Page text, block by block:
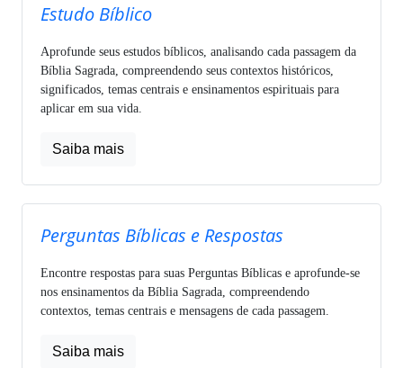
Estudo Bíblico
Aprofunde seus estudos bíblicos, analisando cada passagem da
Bíblia Sagrada, compreendendo seus contextos históricos,
significados, temas centrais e ensinamentos espirituais para
aplicar em sua vida.
Saiba mais
Perguntas Bíblicas e Respostas
Encontre respostas para suas Perguntas Bíblicas e aprofunde-se
nos ensinamentos da Bíblia Sagrada, compreendendo
contextos, temas centrais e mensagens de cada passagem.
Saiba mais